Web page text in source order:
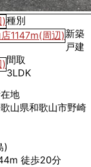
種別
新築
戸建
間取
3LDK
地
山県和歌山市野崎
)
徒歩20分